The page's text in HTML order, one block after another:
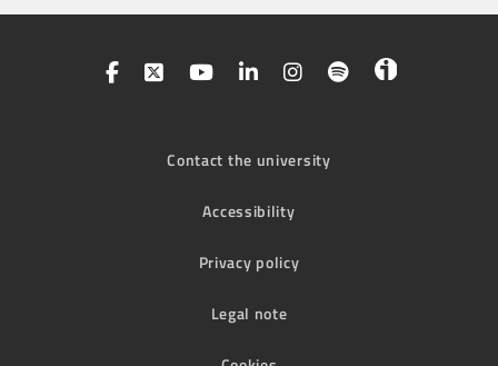
Contact the university
Accessibility
Privacy policy
Legal note